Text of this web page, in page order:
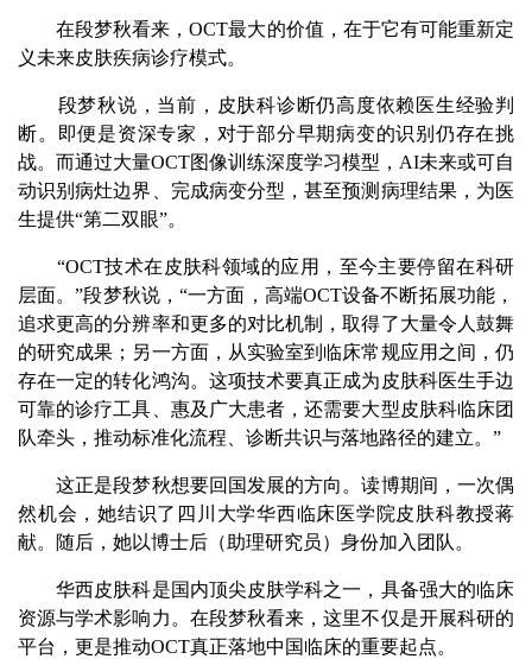
在段梦秋看来，OCT最大的价值，在于它有可能重新定
义未来皮肤疾病诊疗模式。
段梦秋说，当前，皮肤科诊断仍高度依赖医生经验判
断。即便是资深专家，对于部分早期病变的识别仍存在挑
战。而通过大量OCT图像训练深度学习模型，AI未来或可自
动识别病灶边界、完成病变分型，甚至预测病理结果，为医
生提供“第二双眼”。
“OCT技术在皮肤科领域的应用，至今主要停留在科研
层面。”段梦秋说，“一方面，高端OCT设备不断拓展功能，
追求更高的分辨率和更多的对比机制，取得了大量令人鼓舞
的研究成果；另一方面，从实验室到临床常规应用之间，仍
存在一定的转化鸿沟。这项技术要真正成为皮肤科医生手边
可靠的诊疗工具、惠及广大患者，还需要大型皮肤科临床团
队牵头，推动标准化流程、诊断共识与落地路径的建立。”
这正是段梦秋想要回国发展的方向。读博期间，一次偶
然机会，她结识了四川大学华西临床医学院皮肤科教授蒋
献。随后，她以博士后（助理研究员）身份加入团队。
华西皮肤科是国内顶尖皮肤学科之一，具备强大的临床
资源与学术影响力。在段梦秋看来，这里不仅是开展科研的
平台，更是推动OCT真正落地中国临床的重要起点。